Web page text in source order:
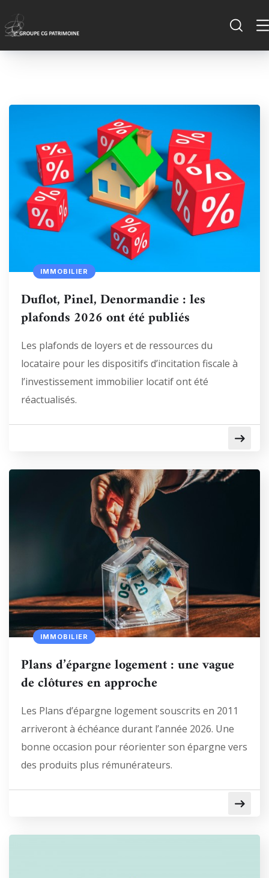
IMMOBILIER
Duflot, Pinel, Denormandie : les
plafonds 2026 ont été publiés
Les plafonds de loyers et de ressources du
locataire pour les dispositifs d’incitation fiscale à
l’investissement immobilier locatif ont été
réactualisés.
IMMOBILIER
Plans d’épargne logement : une vague
de clôtures en approche
Les Plans d’épargne logement souscrits en 2011
arriveront à échéance durant l’année 2026. Une
bonne occasion pour réorienter son épargne vers
des produits plus rémunérateurs.